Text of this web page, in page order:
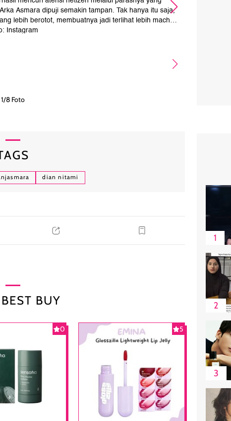
Asmara dipuji semakin tampan. Tak hanya itu saja,
lebih berotot, membuatnya jadi terlihat lebih macho.
Instagram
1/8 Foto
dian nitami
BUY
0 5
1
2
3